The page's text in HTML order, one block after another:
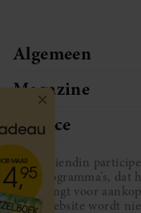
Algemeen
Magazine
Service
Vriendin
programma’s,
ontvangt voor
website wordt